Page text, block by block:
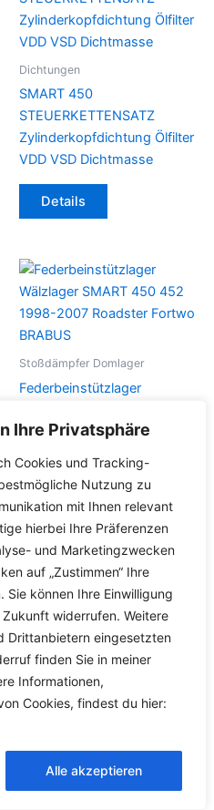
Ihre Privatsphäre
Cookies und Tracking-
Nutzung zu
mit Ihnen relevant
hierbei Ihre Präferenzen
und Marketingzwecken
auf „Zustimmen“ Ihre
können Ihre Einwilligung
widerrufen. Weitere
Drittanbietern eingesetzten
finden Sie in meiner
Informationen,
Cookies, findest du hier:
Alle akzeptieren
Dichtungen
SMART 450
STEUERKETTENSATZ
Zylinderkopfdichtung Ölfilter
VDD VSD Dichtmasse
Details
Stoßdämpfer Domlager
Federbeinstützlager
1998-2007 Roadster Fortwo
Details
Stoßdämpfer Domlager
Federbeinstützlager SMART
450 452 SMART Coupe
FEBI 44993
Details